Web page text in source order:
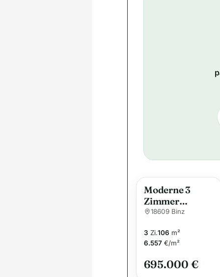
Moderne 3
Zimmer
Dachterrassen
idealer Lage!
18609 Binz
3 Zi.106 m²
6.557 €/m²
695.000 €